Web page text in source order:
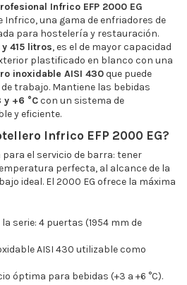
Infrico EFP 2000 EG
Infrico, una gama de enfriadores de
para hostelería y restauración.
415 litros, es el de mayor capacidad
plastificado en blanco con una
inoxidable AISI 430 que puede
trabajo. Mantiene las bebidas
y +6 °C con un sistema de
y eficiente.
Infrico EFP 2000 EG?
para el servicio de barra: tener
perfecta, al alcance de la
ideal. El 2000 EG ofrece la máxima
serie: 4 puertas (1954 mm de
AISI 430 utilizable como
óptima para bebidas (+3 a +6 °C).